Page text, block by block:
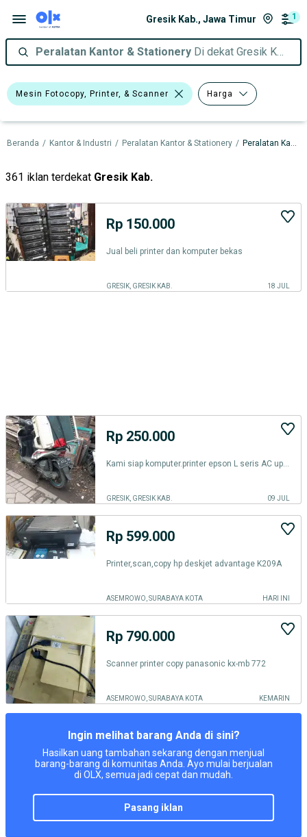
Gresik Kab., Jawa Timur 1
Peralatan Kantor & Stationery Di dekat Gresik Kab., Jawa Timur
Mesin Fotocopy, Printer, & Scanner Harga
Beranda / Kantor & Industri / Peralatan Kantor & Stationery / Peralatan Kantor & Stationery dalam Jawa Timur
361 iklan terdekat Gresik Kab.
Rp 150.000
Jual beli printer dan komputer bekas
GRESIK, GRESIK KAB. 18 JUL
Rp 250.000
GRESIK, GRESIK KAB. 09 JUL
Rp 599.000
Printer,scan,copy hp deskjet advantage K209A
ASEMROWO, SURABAYA KOTA HARI INI
Rp 790.000
Scanner printer copy panasonic kx-mb 772
ASEMROWO, SURABAYA KOTA KEMARIN
Ingin melihat barang Anda di sini?
Hasilkan uang tambahan sekarang dengan menjual
barang-barang di komunitas Anda. Ayo mulai berjualan
di OLX, semua jadi cepat dan mudah.
pasang iklan